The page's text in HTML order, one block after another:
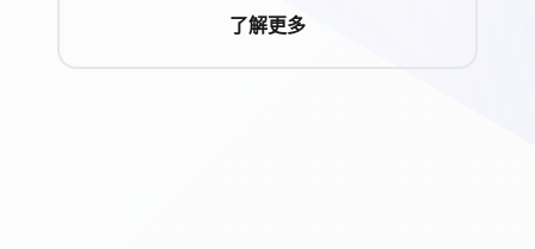
了解更多